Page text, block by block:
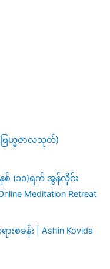
ြဟ္မဇာလသုတ်)
စ် (၁၀)ရက် အွန်လိုင်း
Meditation Retreat
ခန်း | Ashin Kovida